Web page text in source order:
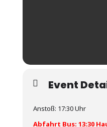
Event
Anstoß: 17:30 Uhr
Abfahrt Bus: 13:30